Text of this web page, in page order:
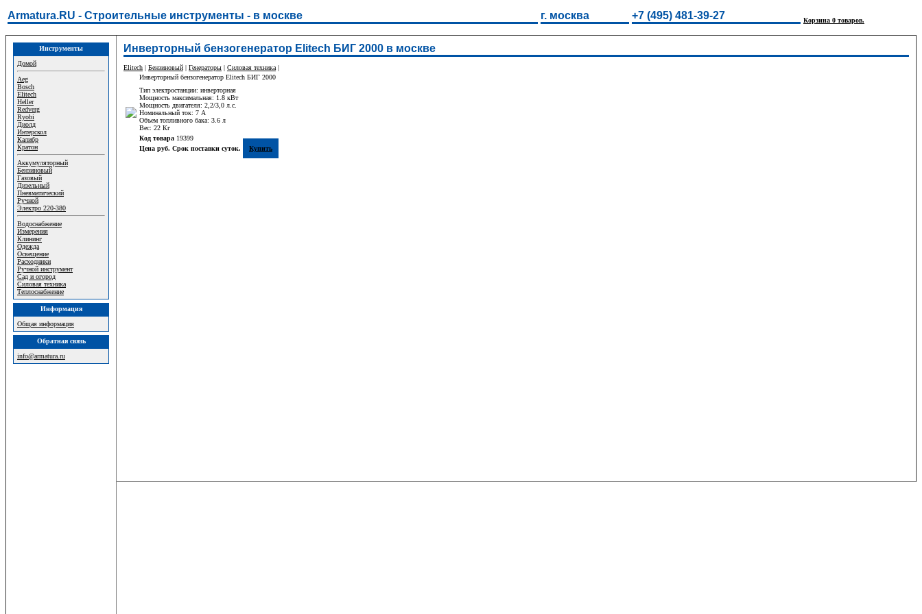
Armatura.RU - Строительные инструменты - в москве г. москва +7 (495) 481-39-27 Корзина 0 товаров.
Инструменты
Домой
Aeg
Bosch
Elitech
Heller
Redverg
Ryobi
Диолд
Интерскол
Калибр
Кратон
Аккумуляторный
Бензиновый
Газовый
Дизельный
Пневматический
Ручной
Электро 220-380
Водоснабжение
Измерения
Клининг
Одежда
Освещение
Расходники
Ручной инструмент
Сад и огород
Силовая техника
Теплоснабжение
Информация
Общая информация
Обратная связь
info@armatura.ru
Инверторный бензогенератор Elitech БИГ 2000 в москве
Elitech | Бензиновый | Генераторы | Силовая техника |
Инверторный бензогенератор Elitech БИГ 2000
Тип электростанции: инверторная
Мощность максимальная: 1.8 кВт
Мощность двигателя: 2,2/3,0 л.с.
Номинальный ток: 7 A
Объем топливного бака: 3.6 л
Вес: 22 Кг
Код товара 19399
Цена руб. Срок поставки суток.
Купить